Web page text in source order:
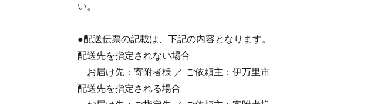
い。
●配送伝票の記載は、下記の内容となります。
配送先を指定されない場合
お届け先：寄附者様 ／ ご依頼主：伊万里市
配送先を指定される場合